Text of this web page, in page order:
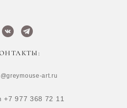
art.ru
+7 977 368 72 11